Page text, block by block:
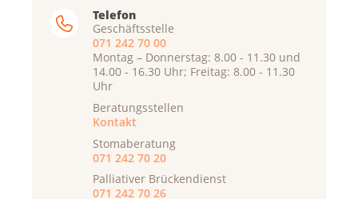
Telefon
Geschäftsstelle
071 242 70 00
Montag – Donnerstag: 8.00 - 11.30 und
14.00 - 16.30 Uhr; Freitag: 8.00 - 11.30
Uhr
Beratungsstellen
Kontakt
Stomaberatung
071 242 70 20
Palliativer Brückendienst
071 242 70 26